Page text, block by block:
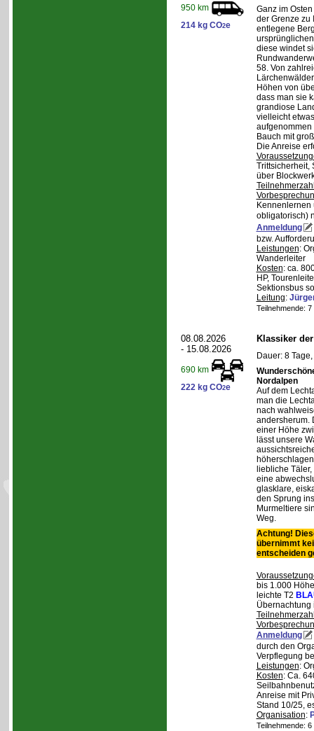
950 km
214 kg CO2e
Ganz im
der Grenze zu
entlegene
diese windet
58. Von
Höhen von
dass man sie
grandiose
vielleicht
Bauch mit
Die Anreise
Trittsicherheit,
über
obligatorisch)
Anmeldung
bzw.
Leistungen:
Wanderleiter
Kosten: ca.
HP,
Sektionsbus
Leitung:
Teilnehmende:
08.08.2026
- 15.08.2026
690 km
222 kg CO2e
Klassiker
Dauer: 8
Nordalpen
Auf dem
man die
nach
andersherum.
einer Höhe
lässt unsere
liebliche
eine
glasklare,
den Sprung
Murmeltiere
Weg.
Achtung!
übernimmt
entscheiden
bis 1.000
leichte T2
Übernachtung
Anmeldung
durch den
Verpflegung
Leistungen:
Kosten: Ca.
Anreise mit
Stand 10/25,
Organisation:
Teilnehmende: